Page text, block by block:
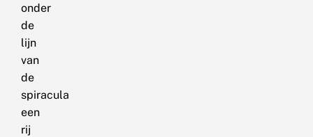
onder
de
lijn
van
de
spiracula
een
rij